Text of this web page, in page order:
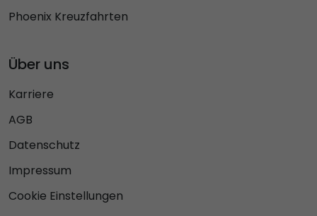
Phoenix Kreuzfahrten
Über uns
Karriere
AGB
Datenschutz
Impressum
Cookie Einstellungen